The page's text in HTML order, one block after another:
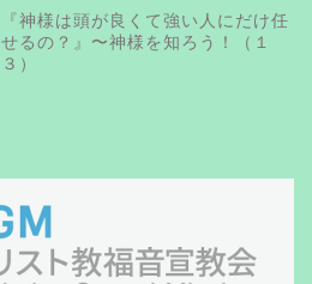
『神様は頭が良くて強い人にだけ任
せるの？』〜神様を知ろう！（１
３）